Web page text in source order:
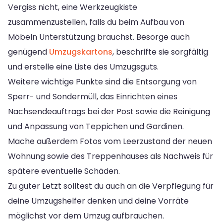
Vergiss nicht, eine Werkzeugkiste
zusammenzustellen, falls du beim Aufbau von
Möbeln Unterstützung brauchst. Besorge auch
genügend Umzugskartons, beschrifte sie sorgfältig
und erstelle eine Liste des Umzugsguts.
Weitere wichtige Punkte sind die Entsorgung von
Sperr- und Sondermüll, das Einrichten eines
Nachsendeauftrags bei der Post sowie die Reinigung
und Anpassung von Teppichen und Gardinen.
Mache außerdem Fotos vom Leerzustand der neuen
Wohnung sowie des Treppenhauses als Nachweis für
spätere eventuelle Schäden.
Zu guter Letzt solltest du auch an die Verpflegung für
deine Umzugshelfer denken und deine Vorräte
möglichst vor dem Umzug aufbrauchen.